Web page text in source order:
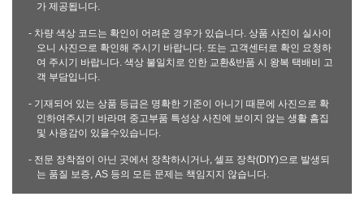
가 제공됩니다.
- 차량 색상 코드는 확인이 어려운 경우가 있습니다. 상품 사진이 실사이
오니 사진으로 확인해 주시기 바랍니다. 또는 고객센터로 확인 요청하
여 주시기 바랍니다. 색상 불일치로 인한 교환&반품 시 왕복 택배비 고
객 부담입니다.
- 기재되어 있는 상품 등급은 명확한 기준이 아니기 때문에 사진으로 확
인하여주시기 바라며 중고부품 특성상 사진에 보이지 않는 생활 흠집
및 사용감이 있을수있습니다.
- 전문 장착점이 아닌 곳에서 장착하시거나, 셀프 장착(DIY)으로 발생되
는 품질 보증, AS 등의 모든 문제는 책임지지 않습니다.